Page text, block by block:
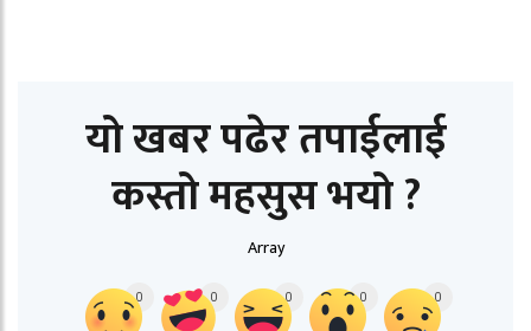
यो खबर पढेर तपाईलाई
कस्तो महसुस भयो ?
Array
0 0 0 0 0